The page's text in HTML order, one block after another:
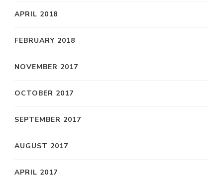
APRIL 2018
FEBRUARY 2018
NOVEMBER 2017
OCTOBER 2017
SEPTEMBER 2017
AUGUST 2017
APRIL 2017